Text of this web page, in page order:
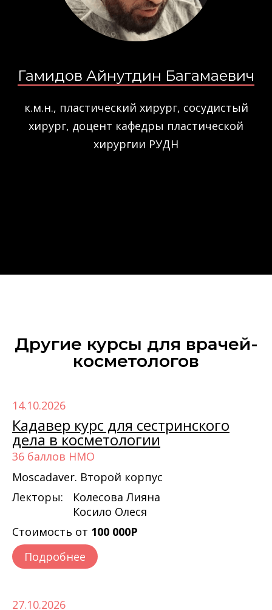
Гамидов Айнутдин Багамаевич
к.м.н., пластический хирург, сосудистый
хирург, доцент кафедры пластической
хирургии РУДН
Другие курсы для врачей-
косметологов‎
14.10.2026
Кадавер курс для сестринского
дела в косметологии
36 баллов НМО
Moscadaver. Второй корпус
Лекторы:
Колесова Лияна
Косило Олеся
Стоимость от 100 000Р
Подробнее
27.10.2026